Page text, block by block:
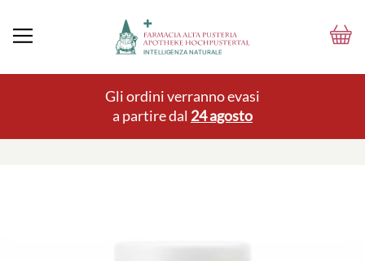
Gli ordini verranno evasi
a partire dal 24 agosto